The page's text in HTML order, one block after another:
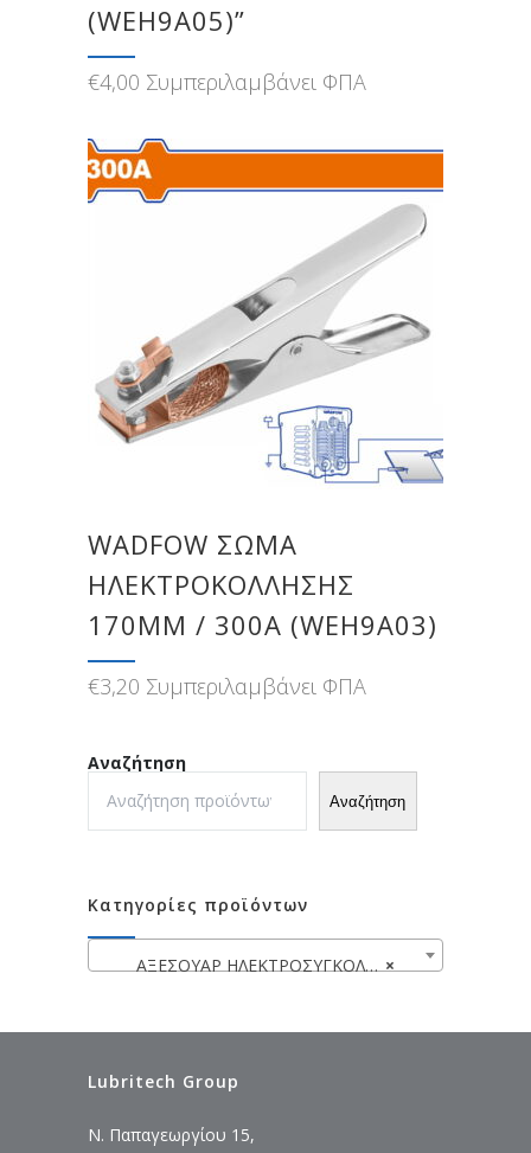
(WEH9A05)”
€4,00 Συμπεριλαμβάνει ΦΠΑ
WADFOW ΣΩΜΑ
ΗΛΕΚΤΡΟΚΟΛΛΗΣΗΣ
170MM / 300Α (WEH9A03)
€3,20 Συμπεριλαμβάνει ΦΠΑ
Αναζήτηση
Αναζήτηση
Κατηγορίες προϊόντων
×
ΑΞΕΣΟΥΑΡ ΗΛΕΚΤΡΟΣΥΓΚΟΛΛΗΣΕΩΝ
Lubritech Group
Ν. Παπαγεωργίου 15,